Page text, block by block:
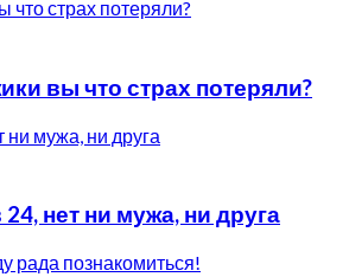
вы что страх потеряли?
нет ни мужа, ни друга